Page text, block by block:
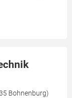
Bohnenburg)